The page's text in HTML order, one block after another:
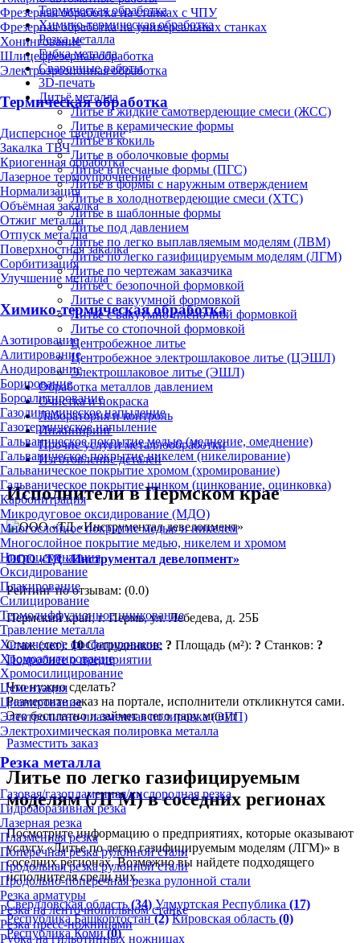
Фрезерная обработка на станках с ЧПУ
Фрезерная обработка на универсальных станках
Хонингование
Шлицефрезерная обработка
Электроэрозионная обработка
Термическая обработка
Дисперсное твердение
Закалка ТВЧ
Криогенная обработка
Лазерное термоупрочнение
Нормализация
Объёмная закалка
Отжиг металла
Отпуск металла
Поверхностная закалка
Сорбитизация
Улучшение металла
Химико-термическая обработка
Азотирование
Алитирование
Анодирование
Борирование
Бороалитирование
Газодинамическое напыление
Газотермическое напыление
Гальваническое покрытие медью (меднение, омеднение)
Гальваническое покрытие никелем (никелирование)
Гальваническое покрытие хромом (хромирование)
Гальваническое покрытие цинком (цинкование, оцинковка)
Карбонитрация
Микродуговое оксидирование (МДО)
Многослойное покрытие медью и никелем
Многослойное покрытие медью, никелем и хромом
Нитроцементация
Оксидирование
Плакирование
Силицирование
Термодиффузионное цинкование
Травление металла
Химическое фосфатирование
Хромоалитирование
Хромосилицирование
Цементация
Цианирование
Электролитно-плазменная полировка (ЭПП)
Электрохимическая полировка металла
Резка металла
Газовая/газопламенная/кислородная резка
Гидроабразивная резка
Лазерная резка
Плазменная резка
Поперечная резка рулонной стали
Продольная резка рулонной стали
Продольно-поперечная резка рулонной стали
Резка арматуры
Резка на ленточнопильном станке
Резка пресс-ножницами
Рубка на гильотинных ножницах
Термическая обработка
Химико-термическая обработка
Резка металла
Гибка металла
Сварочные работы
3D-печать
Литьё металла
Литье в жидкие самотвердеющие смеси (ЖСС)
Литье в керамические формы
Литье в кокиль
Литье в оболочковые формы
Литье в песчаные формы (ПГС)
Литье в формы с наружным отверждением
Литье в холоднотвердеющие смеси (ХТС)
Литье в шаблонные формы
Литье под давлением
Литье по легко выплавляемым моделям (ЛВМ)
Литье по легко газифицируемым моделям (ЛГМ)
Литье по чертежам заказчика
Литье с безопочной формовкой
Литье с вакуумной формовкой
Литье с вакуумно-плёночной формовкой
Литье со стопочной формовкой
Центробежное литье
Центробежное электрошлаковое литье (ЦЭШЛ)
Электрошлаковое литье (ЭШЛ)
Обработка металлов давлением
Очистка и покраска
Лаборатория и контроль
Инжиниринг
Прочие услуги металлообработки
Изготовление деталей
Исполнители в Пермском крае
ООО «ТД «Инструментал девелопмент»
Рейтинг по отзывам: (0.0)
Пермский край, г. Пермь, ул. Лебедева, д. 25Б
Стаж (лет): 10 Сотрудников: ? Площадь (м²): ? Станков: ?
Подробнее о предприятии
Что нужно сделать?
Разместите заказ на портале, исполнители откликнутся сами.
Это бесплатно и займет всего пару минут
Разместить заказ
Литье по легко газифицируемым
моделям (ЛГМ) в соседних регионах
Посмотрите информацию о предприятиях, которые оказывают
услугу «Литье по легко газифицируемым моделям (ЛГМ)» в
соседних регионах. Возможно вы найдете подходящего
исполнителя среди них.
Свердловская область (34) Удмуртская Республика (17)
Республика Башкортостан(2) Кировская область (0)
Республика Коми(0)